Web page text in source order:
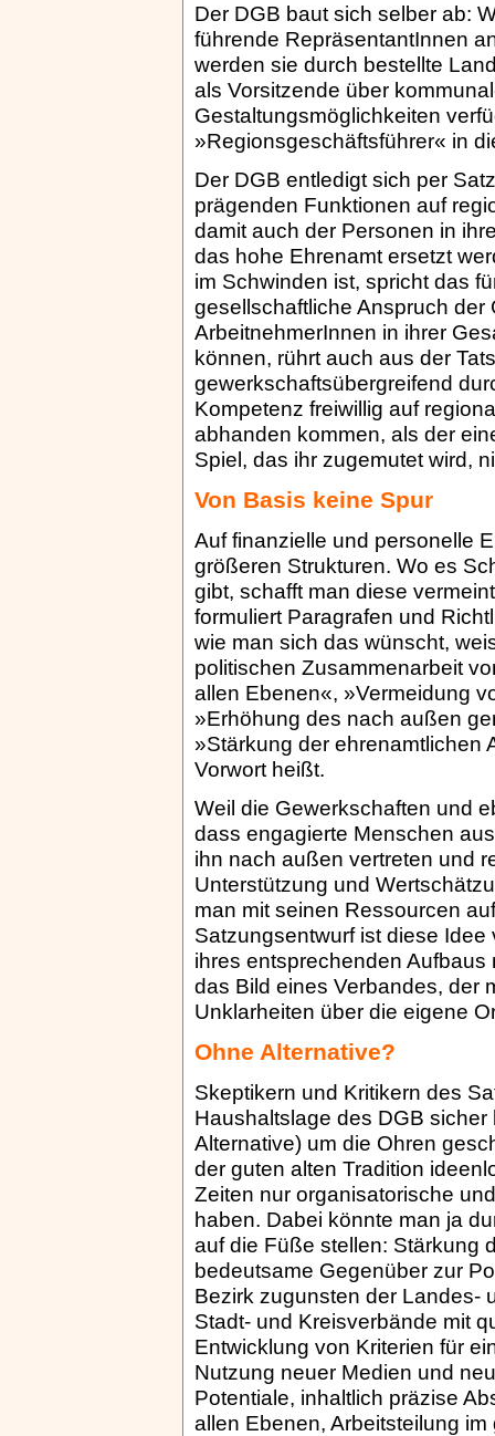
Der DGB baut sich selber ab:
führende RepräsentantInnen
werden sie durch bestellte
als Vorsitzende über
Gestaltungsmöglichkeiten
»Regionsgeschäftsführer« in
Der DGB entledigt sich per
prägenden Funktionen auf
damit auch der Personen in
das hohe Ehrenamt ersetzt
im Schwinden ist, spricht das
gesellschaftliche Anspruch der
ArbeitnehmerInnen in ihrer
können, rührt auch aus der
gewerkschaftsübergreifend
Kompetenz freiwillig auf
abhanden kommen, als der
Spiel, das ihr zugemutet wird,
Von Basis keine Spur
Auf finanzielle und personelle
größeren Strukturen. Wo es
gibt, schafft man diese
formuliert Paragrafen und
wie man sich das wünscht,
politischen Zusammenarbeit
allen Ebenen«, »Vermeidung
»Erhöhung des nach außen
»Stärkung der ehrenamtlichen
Vorwort heißt.
Weil die Gewerkschaften und
dass engagierte Menschen
ihn nach außen vertreten und
Unterstützung und
man mit seinen Ressourcen
Satzungsentwurf ist diese
ihres entsprechenden
das Bild eines Verbandes, der
Unklarheiten über die eigene
Ohne Alternative?
Skeptikern und Kritikern des
Haushaltslage des DGB
Alternative) um die Ohren
der guten alten Tradition
Zeiten nur organisatorische
haben. Dabei könnte man ja
auf die Füße stellen: Stärkung
bedeutsame Gegenüber zur
Bezirk zugunsten der Landes-
Stadt- und Kreisverbände mit
Entwicklung von Kriterien für
Nutzung neuer Medien und
Potentiale, inhaltlich präzise
allen Ebenen, Arbeitsteilung